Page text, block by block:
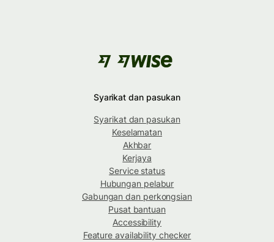
Syarikat dan pasukan
Syarikat dan pasukan
Keselamatan
Akhbar
Kerjaya
Service status
Hubungan pelabur
Gabungan dan perkongsian
Pusat bantuan
Accessibility
Feature availability checker